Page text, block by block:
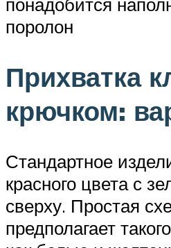
поролон
Прихватка
крючком:
Стандартное
красного цвета с
сверху. Простая
предполагает